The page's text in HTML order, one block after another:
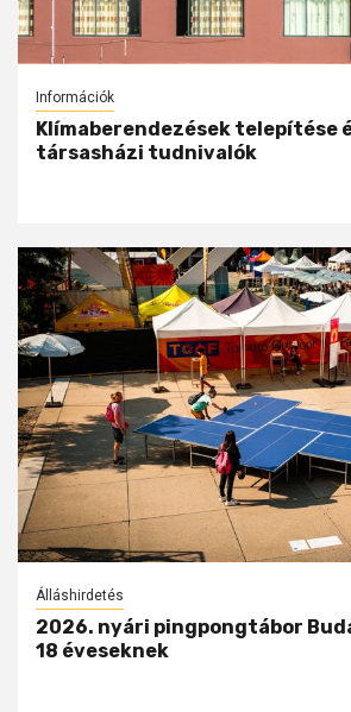
Információk
Klímaberendezések telepítése
társasházi tudnivalók
Álláshirdetés
2026. nyári pingpongtábor
18 éveseknek